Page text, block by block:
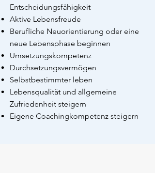
Entscheidungsfähigkeit
Aktive Lebensfreude
Berufliche Neuorientierung oder eine
neue Lebensphase beginnen
Umsetzungskompetenz
Durchsetzungsvermögen
Selbstbestimmter leben
Lebensqualität und allgemeine
Zufriedenheit steigern
Eigene Coachingkompetenz steigern